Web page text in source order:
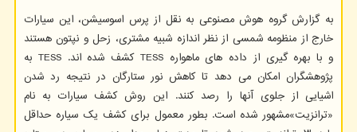
به گزارش گروه هوش مصنوعی به نقل از پرس اسوسیشن، این سیارات
خارج از منظومه شمسی از نظر اندازه شبیه مشتری، زحل و نپتون هستند
و با بهره گیری از داده های ماهواره TESS کشف شده اند. TESS به
پژوهشگران امکان می دهد تا کاهش نور ستارگان در نتیجه رد شدن
اشیایی از جلوی آنها را رصد کنند. این روش کشف سیارات به نام
«ترانزیت»مشهور شده است. بطور معمول برای کشف یک سیاره حداقل